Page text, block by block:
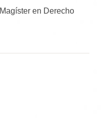
Magíster en Derecho